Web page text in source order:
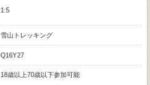
1:5
雪山トレッキング
Q16Y27
18歳以上70歳以下参加可能